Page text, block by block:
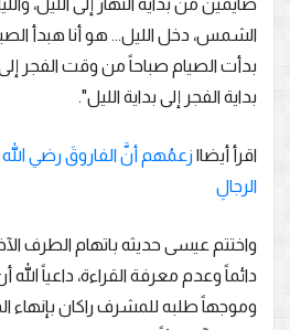
صايمين من بداية النهار إلى الليل،
الشمس، دخل الليل... هو أنا هبدأ
بدأت الصيام صباحاً من وقت الفجر إلى
بداية الفجر إلى بداية الليل".
اقرأ أيضا|زعمُهم أنَّ الفاروقَ رضي الله
الرجالِ
واختتم عيسى حديثه باتهام الطرف
دائماً وعدم معرفة القراءة، داعياً
وموجهاً طلبه للمشرف راكان بإنهاء